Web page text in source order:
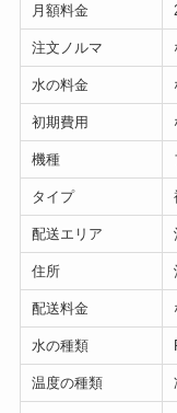
月額料金
注文ノルマ
水の料金
初期費用
機種
タイプ
配送エリア
住所
配送料金
水の種類
温度の種類